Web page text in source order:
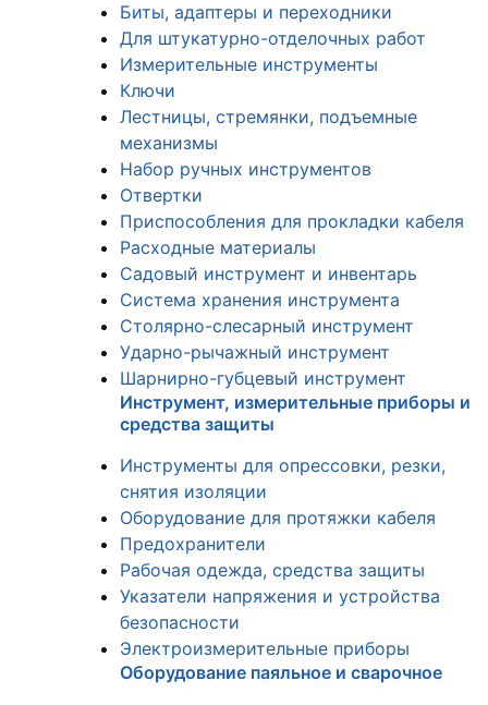
Биты, адаптеры и переходники
Для штукатурно-отделочных работ
Измерительные инструменты
Ключи
Лестницы, стремянки, подъемные
механизмы
Набор ручных инструментов
Отвертки
Приспособления для прокладки кабеля
Расходные материалы
Садовый инструмент и инвентарь
Система хранения инструмента
Столярно-слесарный инструмент
Ударно-рычажный инструмент
Шарнирно-губцевый инструмент
Инструмент, измерительные приборы и
средства защиты
Инструменты для опрессовки, резки,
снятия изоляции
Оборудование для протяжки кабеля
Предохранители
Рабочая одежда, средства защиты
Указатели напряжения и устройства
безопасности
Электроизмерительные приборы
Оборудование паяльное и сварочное